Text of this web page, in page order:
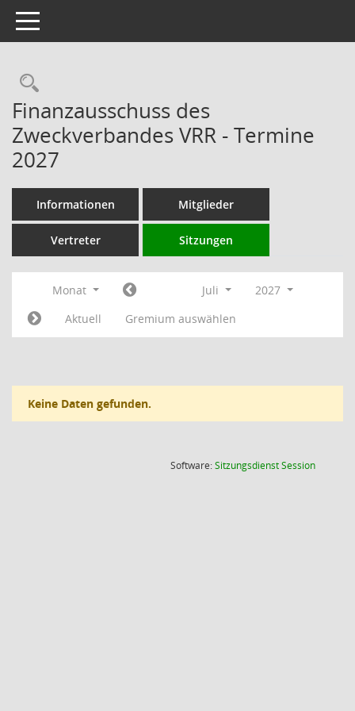
Toggle navigation
Rechercheauswahl
Finanzausschuss des
Zweckverbandes VRR - Termine
2027
Informationen Mitglieder
Vertreter Sitzungen
Monat Juli
2027
Aktuell
Gremium auswählen
Keine Daten gefunden.
Software:SitzungsdienstSession(Wird in